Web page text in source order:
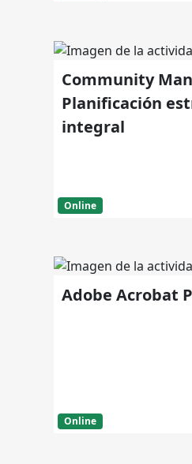
Community
Planificación
integral
Online
Adobe Acrobat
Online